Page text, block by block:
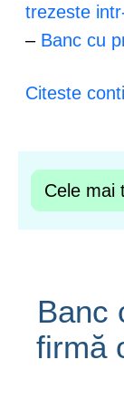
trezeste
– Banc cu
Citeste
Cele mai
Banc
firmă